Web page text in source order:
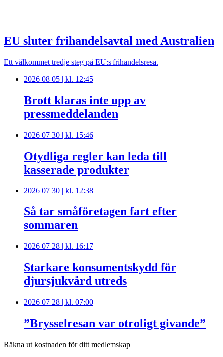
EU sluter frihandelsavtal med Australien
Ett välkommet tredje steg på EU:s frihandelsresa.
2026 08 05 | kl. 12:45
Brott klaras inte upp av
pressmeddelanden
2026 07 30 | kl. 15:46
Otydliga regler kan leda till
kasserade produkter
2026 07 30 | kl. 12:38
Så tar småföretagen fart efter
sommaren
2026 07 28 | kl. 16:17
Starkare konsumentskydd för
djursjukvård utreds
2026 07 28 | kl. 07:00
”Brysselresan var otroligt givande”
Räkna ut kostnaden för ditt medlemskap